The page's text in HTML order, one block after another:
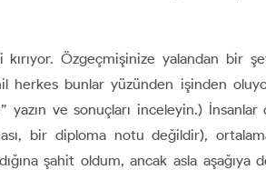
Özgeçmişinize yalandan bir
herkes bunlar yüzünden işinden
yazın ve sonuçları inceleyin.)
bir diploma notu değildir),
şahit oldum, ancak asla